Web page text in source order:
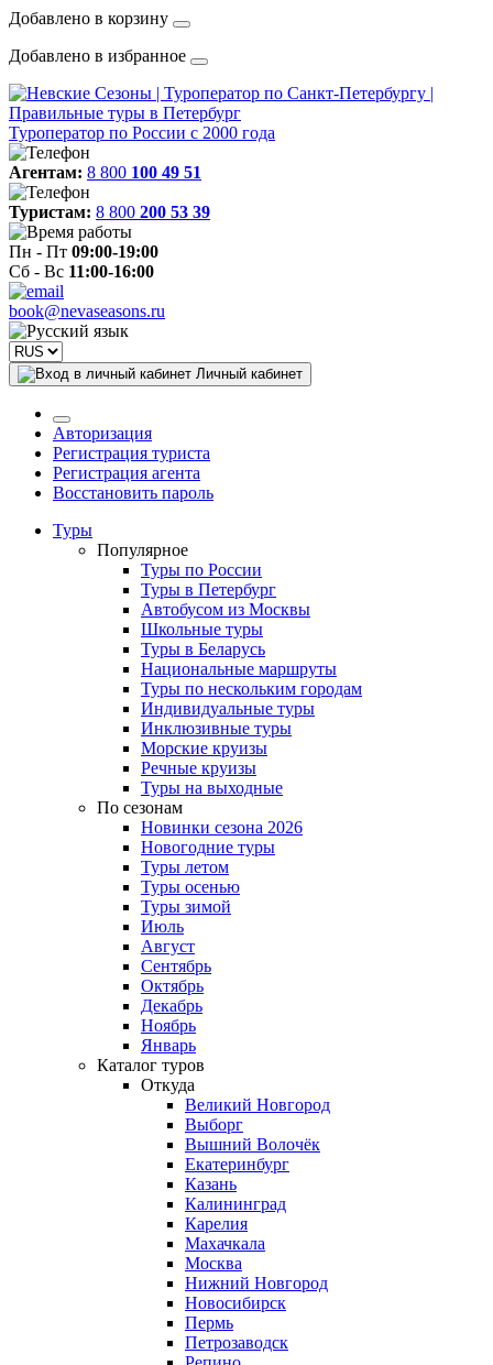
Добавлено в корзину
Добавлено в избранное
Туроператор по России с 2000 года
Агентам: 8 800 100 49 51
Туристам: 8 800 200 53 39
Пн - Пт 09:00-19:00
Сб - Вс 11:00-16:00
book@nevaseasons.ru
Личный кабинет
Авторизация
Регистрация туриста
Регистрация агента
Восстановить пароль
Туры
Популярное
Туры по России
Туры в Петербург
Автобусом из Москвы
Школьные туры
Туры в Беларусь
Национальные маршруты
Туры по нескольким городам
Индивидуальные туры
Инклюзивные туры
Морские круизы
Речные круизы
Туры на выходные
По сезонам
Новинки сезона 2026
Новогодние туры
Туры летом
Туры осенью
Туры зимой
Июль
Август
Сентябрь
Октябрь
Декабрь
Ноябрь
Январь
Каталог туров
Откуда
Великий Новгород
Выборг
Вышний Волочёк
Екатеринбург
Казань
Калининград
Карелия
Махачкала
Москва
Нижний Новгород
Новосибирск
Пермь
Петрозаводск